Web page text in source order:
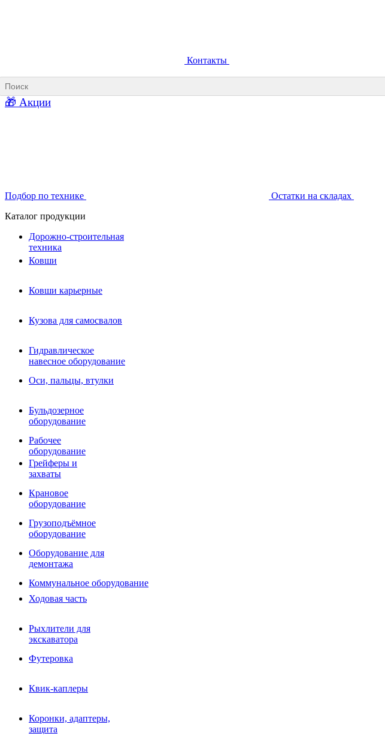
Ковши для фронтальных погрузчиков
Гидравлическое навесное
оборудование
Гидробуры и шнеки
Вибротрамбовки
Навесные дорожные фрезы
Виброрипперы
Ковши дробильные щековые
Ковши дробильные роторные
Сортировочные ковши барабанные
Сортировочные ковши вальцовые
Фрезы роторные
Фрезы дисковые
Траншеекопатели
Просеивающие ковши для фронтальных погрузчиков
Распределители асфальта
Переходные плиты
Гидроразводка
РВД
Сваерезки
Как выбрать гидромолот
Контакты
🎁 Акции
Подбор по технике
Остатки на складах
Каталог продукции
Дорожно-строительная
техника
Ковши
Ковши карьерные
Кузова для самосвалов
Гидравлическое
навесное оборудование
Оси, пальцы, втулки
Бульдозерное
оборудование
Рабочее
оборудование
Грейферы и
захваты
Крановое
оборудование
Грузоподъёмное
оборудование
Оборудование для
демонтажа
Коммунальное оборудование
Ходовая часть
Рыхлители для
экскаватора
Футеровка
Квик-каплеры
Коронки, адаптеры,
защита